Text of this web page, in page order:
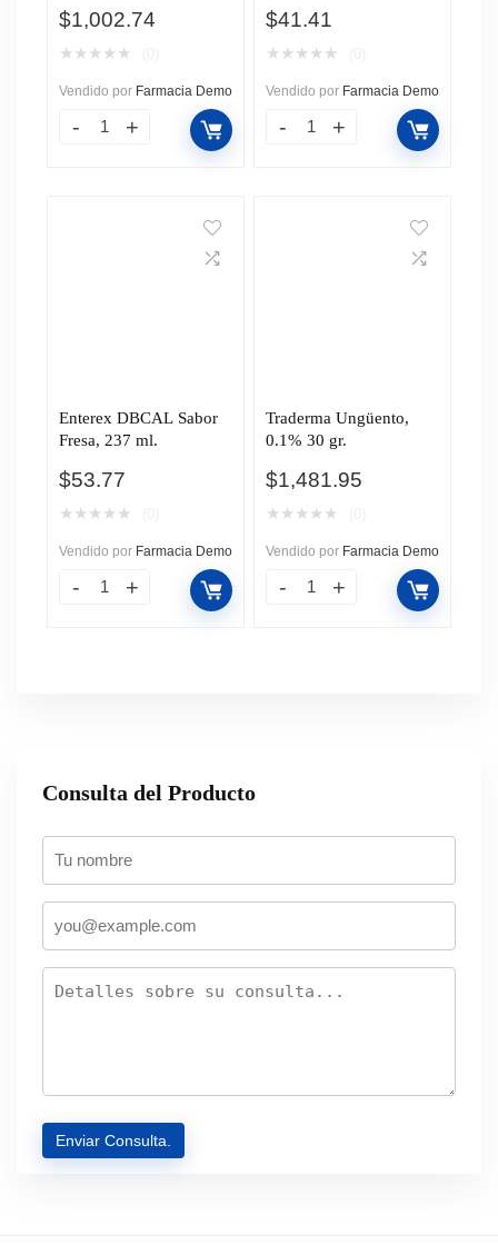
$1,002.74
★ ★ ★ ★ ★
Vendido por Farmacia Demo
$41.41
★ ★ ★ ★ ★
Vendido por Farmacia Demo
Enterex DBCAL Sabor
Fresa, 237 ml.
$53.77
★ ★ ★ ★ ★
Vendido por Farmacia Demo
Traderma Ungüento,
0.1% 30 gr.
$1,481.95
★ ★ ★ ★ ★
Vendido por Farmacia Demo
Consulta del Producto